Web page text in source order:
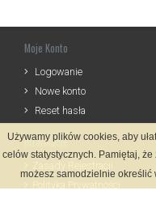
Moje Konto
Logowanie
Nowe konto
Reset hasła
Informacje
Używamy plików cookies, aby
celów statystycznych. Pamiętaj,
możesz samodzielnie